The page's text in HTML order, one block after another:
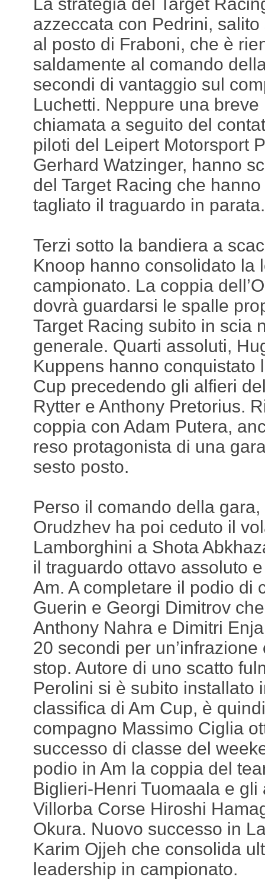
La strategia del Target
azzeccata con Pedrini,
al posto di Fraboni, che è
saldamente al comando
secondi di vantaggio sul
Luchetti. Neppure una breve
chiamata a seguito del
piloti del Leipert Motorsport
Gerhard Watzinger, hanno
del Target Racing che
tagliato il traguardo in parata.
Terzi sotto la bandiera a
Knoop hanno consolidato la
campionato. La coppia
dovrà guardarsi le spalle
Target Racing subito in scia
generale. Quarti assoluti,
Kuppens hanno conquistato
Cup precedendo gli alfieri
Rytter e Anthony Pretorius.
coppia con Adam Putera,
reso protagonista di una
sesto posto.
Perso il comando della
Orudzhev ha poi ceduto il
Lamborghini a Shota
il traguardo ottavo assoluto
Am. A completare il podio di
Guerin e Georgi Dimitrov
Anthony Nahra e Dimitri
20 secondi per
stop. Autore di uno scatto
Perolini si è subito installato
classifica di Am Cup, è
compagno Massimo Ciglia
successo di classe del
podio in Am la coppia del
Biglieri-Henri Tuomaala e
Villorba Corse Hiroshi
Okura. Nuovo successo in
Karim Ojjeh che consolida
leadership in campionato.